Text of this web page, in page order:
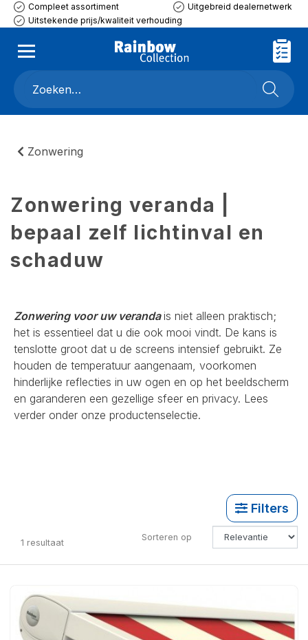
Compleet assortiment
Uitgebreid dealernetwerk
Uitstekende prijs/kwaliteit verhouding
Zonwering
Zonwering veranda |
bepaal zelf lichtinval en
schaduw
Zonwering voor uw verandais niet alleen praktisch;
het is essentieel dat u die ook mooi vindt. De kans is
tenslotte groot dat u de screens intensief gebruikt. Ze
houden de temperatuur aangenaam, voorkomen
hinderlijke reflecties in uw ogen en op het beeldscherm
en garanderen een gezellige sfeer en privacy. Lees
verder onder onze productenselectie.
Filters
1 resultaat Sorteren op